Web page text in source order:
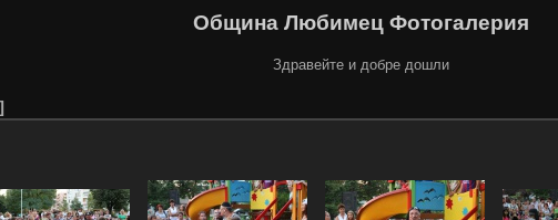
Община Любимец Фотогалерия
Здравейте и добре дошли